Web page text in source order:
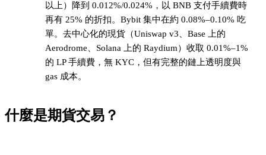
以上）降到 0.012%/0.024%，以 BNB 支付手續費時
再有 25% 的折扣。Bybit 集中在約 0.08%–0.10% 吃
單。去中心化的現貨（Uniswap v3、Base 上的
Aerodrome、Solana 上的 Raydium）收取 0.01%–1%
的 LP 手續費，無 KYC，但有完整的鏈上透明度與
gas 成本。
什麼是期貨交易？